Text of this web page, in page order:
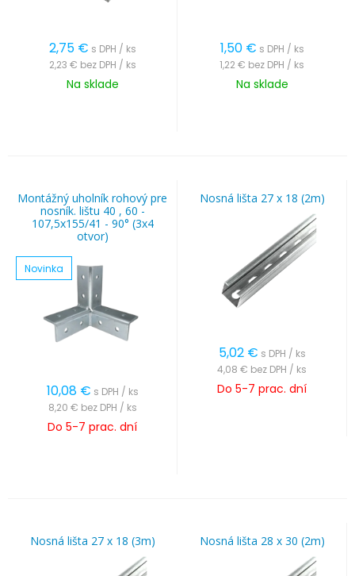
2,75 € s DPH / ks
2,23 € bez DPH / ks
Na sklade
1,50 € s DPH / ks
1,22 € bez DPH / ks
Na sklade
Montážný uholník rohový pre
nosník. lištu 40 , 60 -
107,5x155/41 - 90° (3x4
otvor)
Novinka
10,08 € s DPH / ks
8,20 € bez DPH / ks
Do 5-7 prac. dní
Nosná lišta 27 x 18 (2m)
5,02 € s DPH / ks
4,08 € bez DPH / ks
Do 5-7 prac. dní
Nosná lišta 27 x 18 (3m) Nosná lišta 28 x 30 (2m)